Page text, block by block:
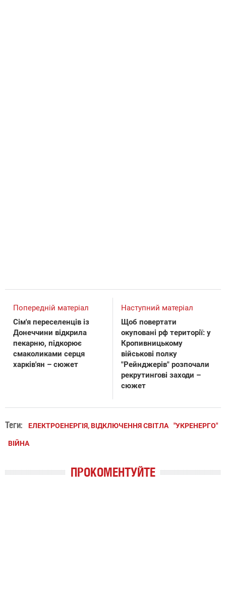
Попередній матеріал
Сім'я переселенців із
Донеччини відкрила
пекарню, підкорює
смаколиками серця
харків'ян – сюжет
Наступний матеріал
Щоб повертати
окуповані рф території: у
Кропивницькому
військові полку
"Рейнджерів" розпочали
рекрутингові заходи –
сюжет
Теги: ЕЛЕКТРОЕНЕРГІЯ, ВІДКЛЮЧЕННЯ СВІТЛА "УКРЕНЕРГО"
ВІЙНА
ПРОКОМЕНТУЙТЕ